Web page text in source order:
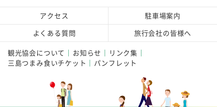
アクセス
駐車場案内
よくある質問
旅行会社の皆様へ
観光協会について お知らせ
リンク集
三島つまみ食いチケット
パンフレット